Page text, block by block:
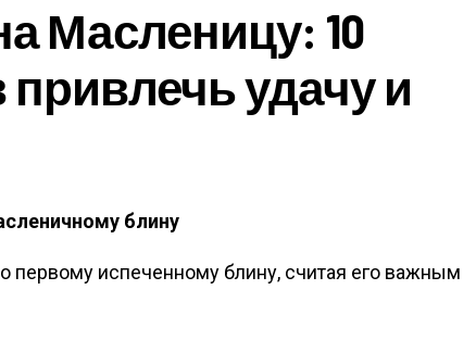
Масленицу: 10
удачу и
блину
первому испеченному блину, считая его важным